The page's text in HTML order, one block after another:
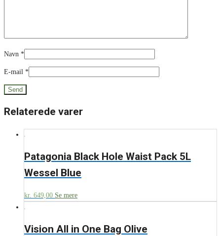
Navn *
E-mail *
Relaterede varer
Patagonia Black Hole Waist Pack 5L
Wessel Blue
kr. 649,00 Se mere
Vision All in One Bag Olive